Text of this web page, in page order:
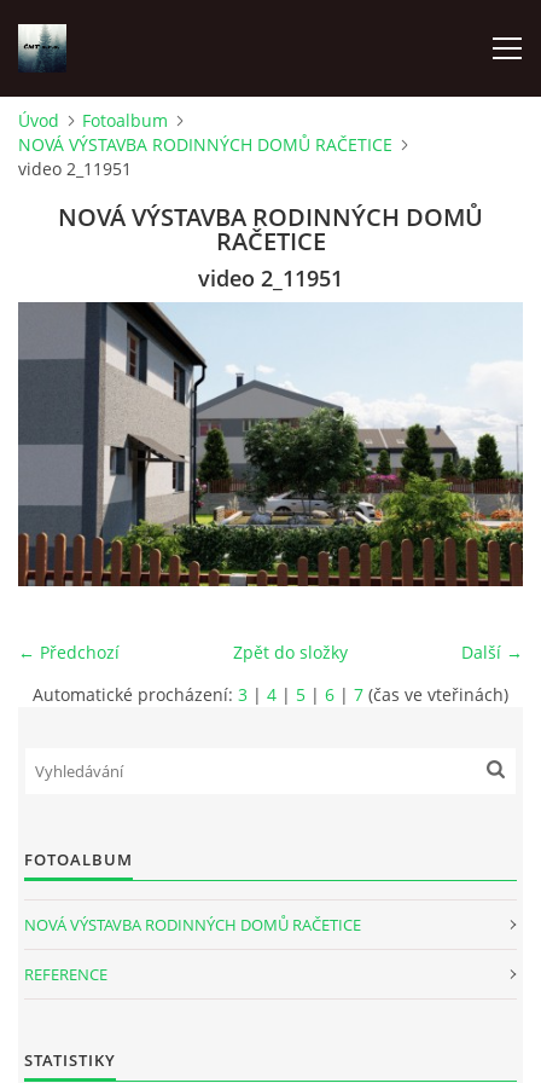
ÚVOD
O NÁS
DOKUMENTY
MYSLIVOST
ODKAZY A EXTERNÍ PUBLIKACE
ÚDAJE O SPOLEČNOSTI
KONTAKTY
Email: hofmanat@gmail.com
Úvod
Fotoalbum
NOVÁ VÝSTAVBA RODINNÝCH DOMŮ RAČETICE
video 2_11951
NOVÁ VÝSTAVBA RODINNÝCH DOMŮ
RAČETICE
video 2_11951
← Předchozí Další →
Zpět do složky
Automatické procházení: 3 | 4 | 5 | 6 | 7 (čas ve vteřinách)
FOTOALBUM
NOVÁ VÝSTAVBA RODINNÝCH DOMŮ RAČETICE
REFERENCE
STATISTIKY